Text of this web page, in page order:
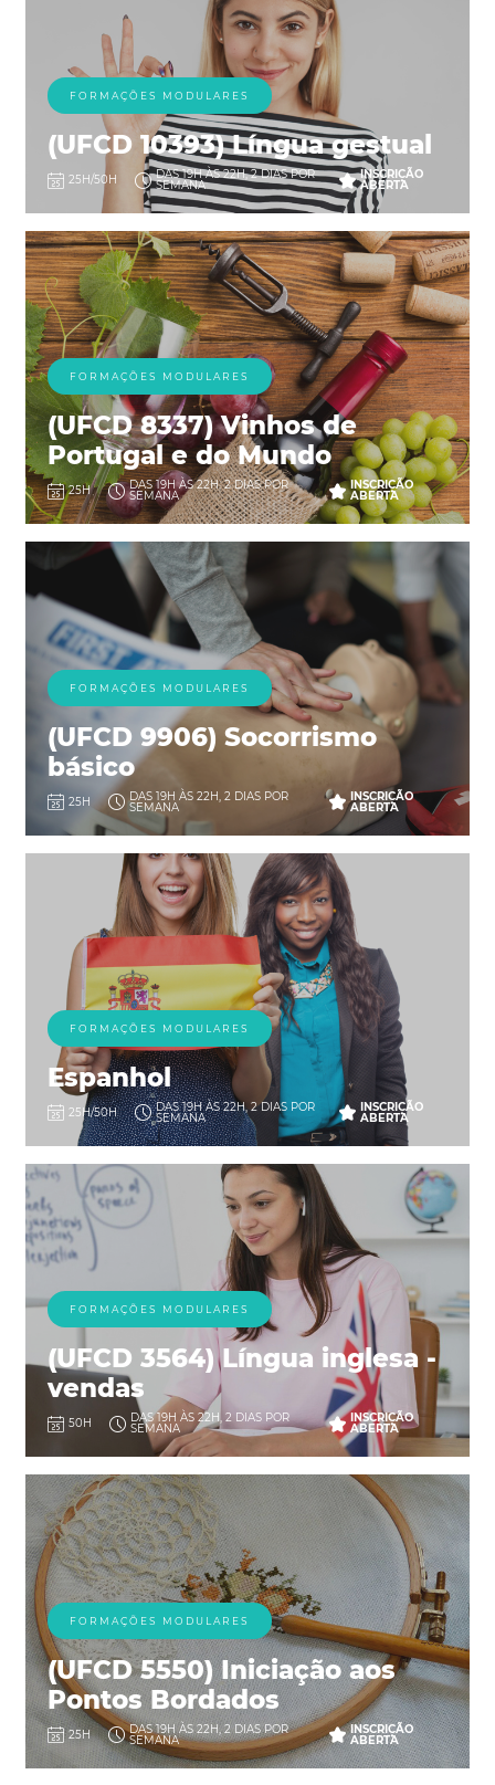
FORMAÇÕES MODULARES
(UFCD 10393) Língua gestual
25H/50H DAS 19H ÀS 22H, 2 DIAS POR
SEMANA
INSCRIÇÃO
ABERTA
FORMAÇÕES MODULARES
(UFCD 8337) Vinhos de
Portugal e do Mundo
25H DAS 19H ÀS 22H, 2 DIAS POR
SEMANA
INSCRIÇÃO
ABERTA
FORMAÇÕES MODULARES
(UFCD 9906) Socorrismo
básico
25H DAS 19H ÀS 22H, 2 DIAS POR
SEMANA
INSCRIÇÃO
ABERTA
FORMAÇÕES MODULARES
Espanhol
25H/50H DAS 19H ÀS 22H, 2 DIAS POR
SEMANA
INSCRIÇÃO
ABERTA
FORMAÇÕES MODULARES
(UFCD 3564) Língua inglesa -
vendas
50H DAS 19H ÀS 22H, 2 DIAS POR
SEMANA
INSCRIÇÃO
ABERTA
FORMAÇÕES MODULARES
(UFCD 5550) Iniciação aos
Pontos Bordados
25H DAS 19H ÀS 22H, 2 DIAS POR
SEMANA
INSCRIÇÃO
ABERTA